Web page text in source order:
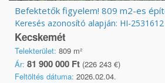
Keresés azonosító alapján: HI-2531612
Kecskemét
Telekterület: 809 m²
Ár: 81 900 000 Ft (226 243 €)
Feltöltés dátuma: 2026.02.04.